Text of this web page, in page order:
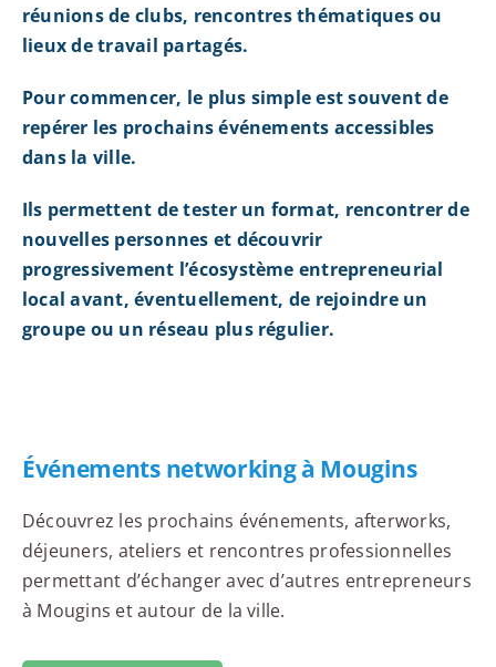
réunions de clubs, rencontres thématiques ou
lieux de travail partagés.
Pour commencer, le plus simple est souvent de
repérer les prochains événements accessibles
dans la ville.
Ils permettent de tester un format, rencontrer de
nouvelles personnes et découvrir
progressivement l’écosystème entrepreneurial
local avant, éventuellement, de rejoindre un
groupe ou un réseau plus régulier.
Événements networking à Mougins
Découvrez les prochains événements, afterworks,
déjeuners, ateliers et rencontres professionnelles
permettant d’échanger avec d’autres entrepreneurs
à Mougins et autour de la ville.